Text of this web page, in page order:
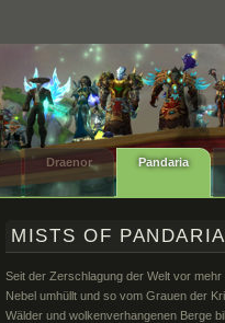
Draenor Pandaria
MISTS OF
Seit der Zerschlagung der Welt vor
Nebel umhüllt und so vom Grauen der
Wälder und wolkenverhangenen Berge